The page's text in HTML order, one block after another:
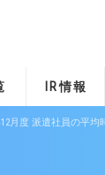
IR情報
12月度 派遣社員の平均